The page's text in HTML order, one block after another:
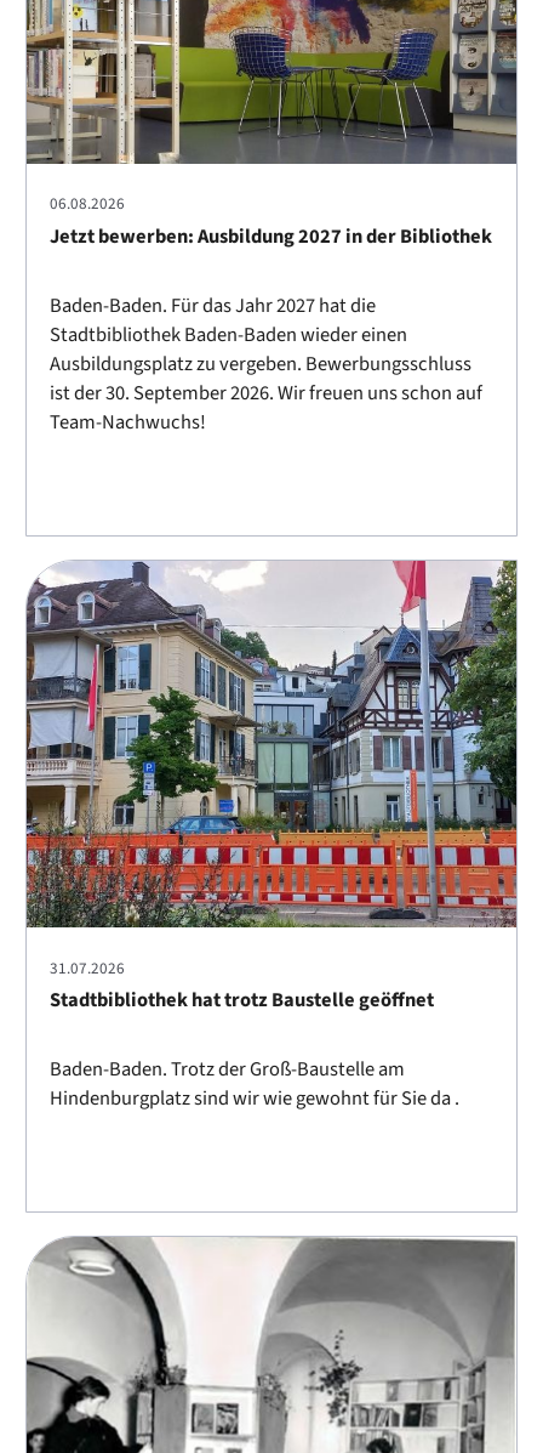
06.08.2026
Jetzt bewerben: Ausbildung 2027 in der Bibliothek
Baden-Baden. Für das Jahr 2027 hat die
Stadtbibliothek Baden-Baden wieder einen
Ausbildungsplatz zu vergeben. Bewerbungsschluss
ist der 30. September 2026. Wir freuen uns schon auf
Team-Nachwuchs!
31.07.2026
Stadtbibliothek hat trotz Baustelle geöffnet
Baden-Baden. Trotz der Groß-Baustelle am
Hindenburgplatz sind wir wie gewohnt für Sie da .